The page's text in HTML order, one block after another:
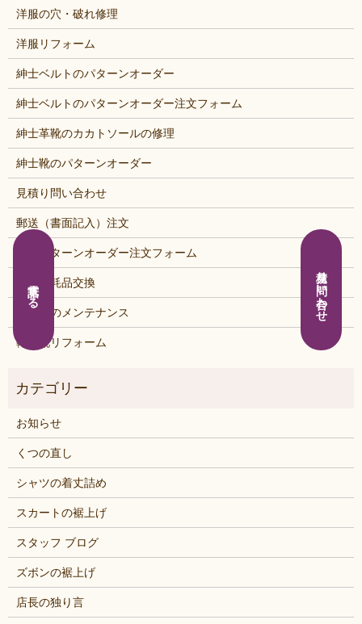
洋服の穴・破れ修理
洋服リフォーム
紳士ベルトのパターンオーダー
紳士ベルトのパターンオーダー注文フォーム
紳士革靴のカカトソールの修理
紳士靴のパターンオーダー
見積り問い合わせ
郵送（書面記入）注文
靴のパターンオーダー注文フォーム
靴の消耗品交換
鞄・靴のメンテナンス
鞄・靴リフォーム
お知らせ
くつの直し
シャツの着丈詰め
スカートの裾上げ
スタッフ ブログ
ズボンの裾上げ
店長の独り言
電話する 見積り問い合わせ